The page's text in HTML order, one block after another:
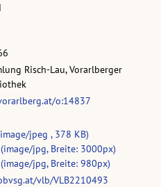
Risch-Lau, Vorarlberger
o:14837
jpeg , 378 KB)
jpg, Breite: 3000px)
jpg, Breite: 980px)
vlb/VLB2210493